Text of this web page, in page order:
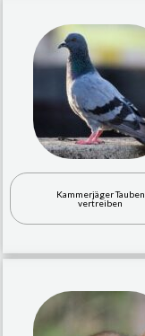
Kammerjäger Tauben
vertreiben